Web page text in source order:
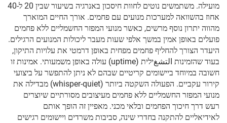
מועילה. משתמשים נוטים לחוות חיסכון באנרגיה בשיעור שבין 20 ל-40
אחוז בהשוואה למערכות מנועים עם פחמים. אורך החיים המוארך
מהווה יתרון נוסף מרשים, כאשר מנועי המפזר החשמליים ללא פחמים
פועלים באופן אמין במשך אלפי שעות מעבר ליכולות המנועים הרגילים.
היעדר הצורך להחליף פחמים מפחית באופן דרמטי את עלויות התיקון,
בעוד שהזמינות التشغילית (uptime) עולה באופן משמעותי. אמינות זו
חשובה במיוחד ביישומים קריטיים שבהם לא ניתן להתפשר על ביצועי
קירור עקביים. הפעולה השקטה ביותר (whisper-quiet) מבדילה את
מנועי המפזר החשמליים ללא פחמים מעיצובים מסורתיים שיוצרים
רעש דרך חיכוך הפחמים ובלאי מכני. מאפיין זה הופך אותם
לאידיאליים להתקנה בחדרי שינה, סביבות משרדים ויישומים רגישים